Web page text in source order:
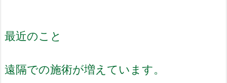
最近のこと
遠隔での施術が増えています。